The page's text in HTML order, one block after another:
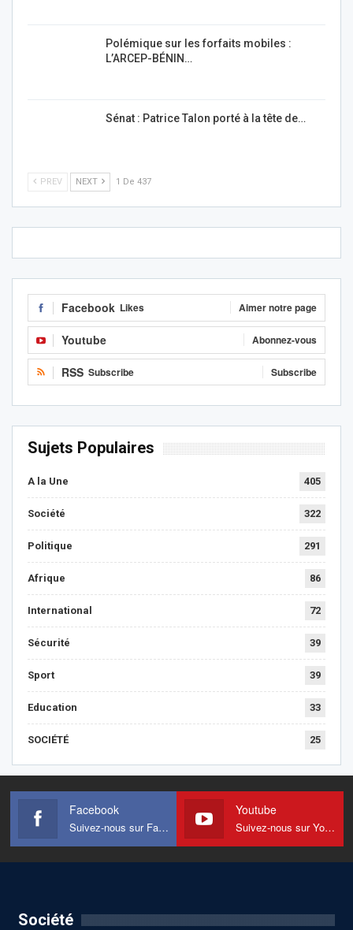
Polémique sur les forfaits mobiles :
L’ARCEP-BÉNIN…
Sénat : Patrice Talon porté à la tête de…
PREV NEXT 1 De 437
Facebook Likes Aimer notre page
Youtube Abonnez-vous
RSS Subscribe Subscribe
Sujets Populaires
A la Une 405
Société 322
Politique 291
Afrique 86
International 72
Sécurité 39
Sport 39
Education 33
SOCIÉTÉ 25
Facebook
Suivez-nous sur Facebook
Youtube
Suivez-nous sur Youtube
Société